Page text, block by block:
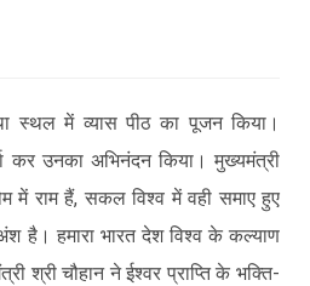
स्थल में व्यास पीठ का पूजन किया।
कर उनका अभिनंदन किया। मुख्यमंत्री
में राम हैं, सकल विश्व में वही समाए हुए
है। हमारा भारत देश विश्व के कल्याण
श्री चौहान ने ईश्वर प्राप्ति के भक्ति-